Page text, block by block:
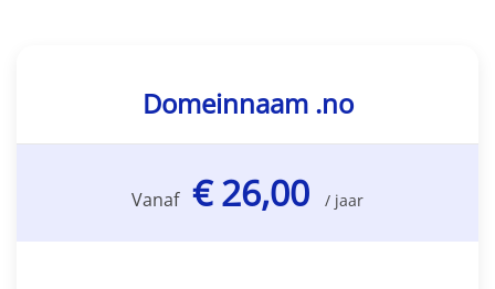
Domeinnaam .no
Vanaf € 26,00 / jaar